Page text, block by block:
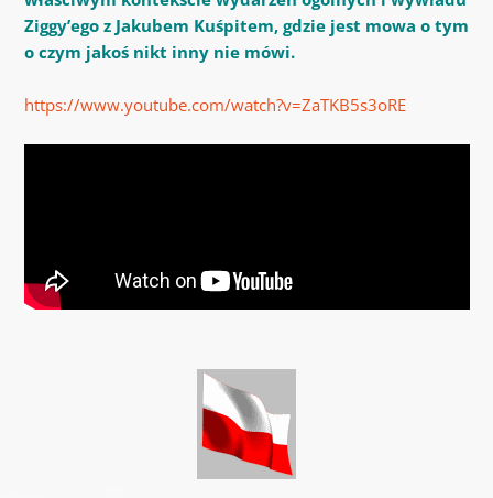
Ziggy’ego z Jakubem Kuśpitem, gdzie jest mowa o tym
o czym jakoś nikt inny nie mówi.
https://www.youtube.com/watch?v=ZaTKB5s3oRE